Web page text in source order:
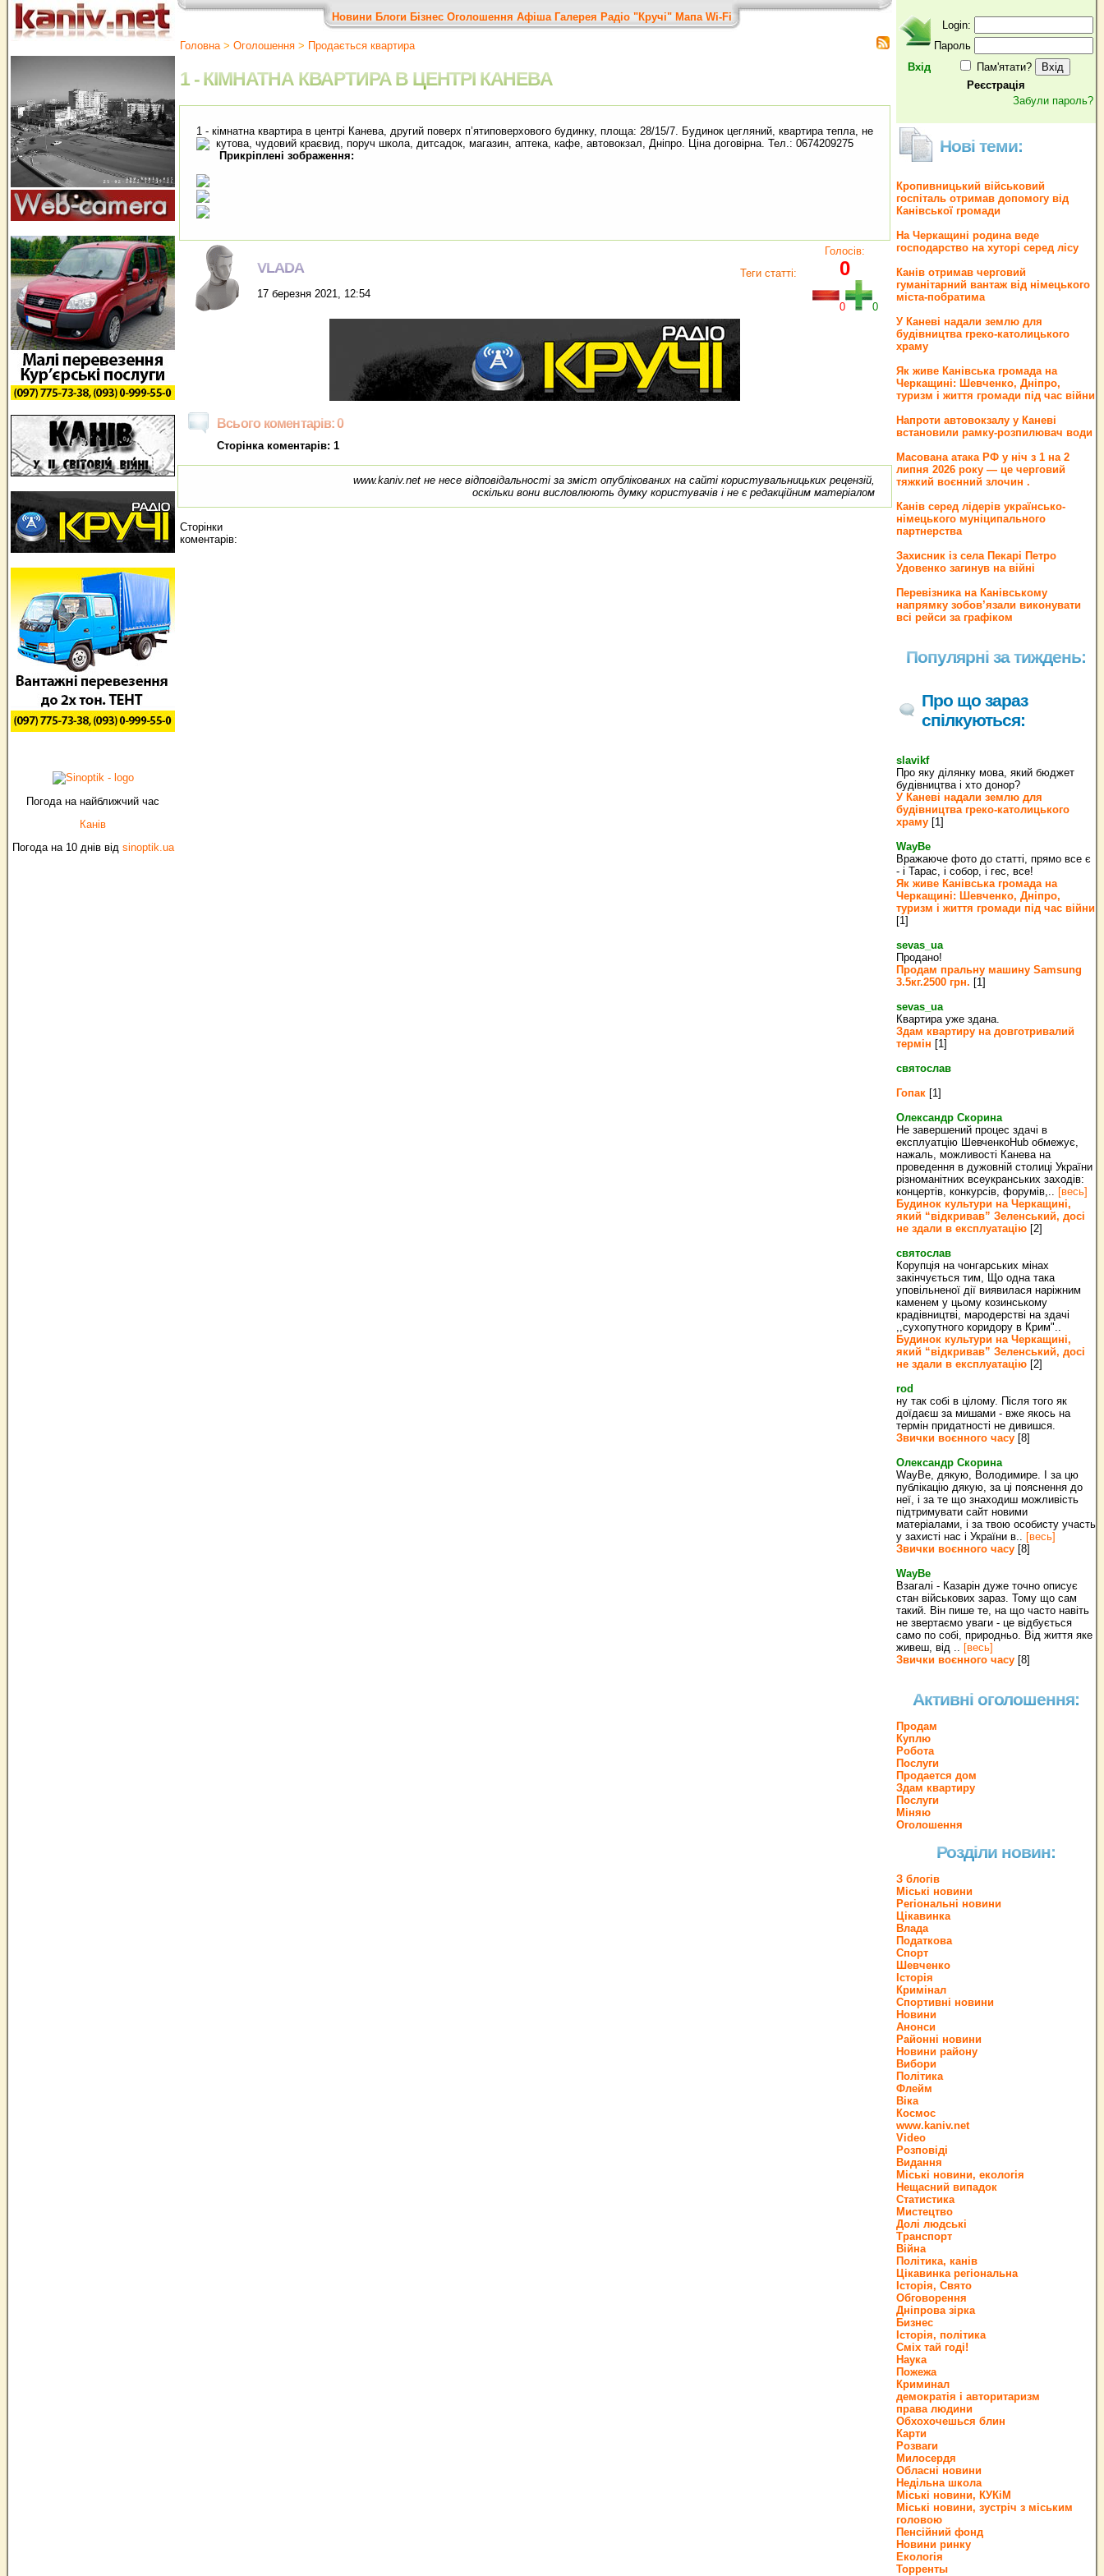
Погода на найближчий час
Канів
Погода на 10 днів від sinoptik.ua
Новини Блоги Бізнес Оголошення Афіша Галерея Радіо "Кручі" Мапа Wi-Fi
Головна> Оголошення > Продається квартира
1 - КІМНАТНА КВАРТИРА В ЦЕНТРІ КАНЕВА
1 - кімнатна квартира в центрі Канева, другий поверх п’ятиповерхового будинку, площа: 28/15/7. Будинок цегляний, квартира тепла, не
кутова, чудовий краєвид, поруч школа, дитсадок, магазин, аптека, кафе, автовокзал, Дніпро. Ціна договірна. Тел.: 0674209275
Прикріплені зображення:
VLADA
17 березня 2021, 12:54
Теги статті:
Голосів:
0
0 0
Всього коментарів: 0
Сторінка коментарів: 1
www.kaniv.net не несе відповідальності за зміст опублікованих на сайті користувальницьких рецензій,
оскільки вони висловлюють думку користувачів і не є редакційним матеріалом
Сторінки
коментарів:
Вхід
Login:
Пароль
Пам'ятати?
Реєстрація
Забули пароль?
Нові теми:
Кропивницький військовий
госпіталь отримав допомогу від
Канівської громади
На Черкащині родина веде
господарство на хуторі серед лісу
Канів отримав черговий
гуманітарний вантаж від німецького
міста-побратима
У Каневі надали землю для
будівництва греко‐католицького
храму
Як живе Канівська громада на
Черкащині: Шевченко, Дніпро,
туризм і життя громади під час війни
Напроти автовокзалу у Каневі
встановили рамку-розпилювач води
Масована атака РФ у ніч з 1 на 2
липня 2026 року — це черговий
тяжкий воєнний злочин .
Канів серед лідерів українсько-
німецького муніципального
партнерства
Захисник із села Пекарі Петро
Удовенко загинув на війні
Перевізника на Канівському
напрямку зобов’язали виконувати
всі рейси за графіком
Популярні за тиждень:
Про що зараз
спілкуються:
slavikf
Про яку ділянку мова, який бюджет
будівництва і хто донор?
У Каневі надали землю для
будівництва греко‐католицького
храму [1]
WayBe
Вражаюче фото до статті, прямо все є
- і Тарас, і собор, і гес, все!
Як живе Канівська громада на
Черкащині: Шевченко, Дніпро,
туризм і життя громади під час війни
[1]
sevas_ua
Продано!
Продам пральну машину Samsung
3.5кг.2500 грн. [1]
sevas_ua
Квартира уже здана.
Здам квартиру на довготривалий
термін [1]
святослав
Гопак [1]
Олександр Скорина
Не завершений процес здачі в
експлуатцію ШевченкоHub обмежує,
нажаль, можливості Канева на
проведення в дужовній столиці України
різноманітних всеукранських заходів:
концертів, конкурсів, форумів,.. [весь]
Будинок культури на Черкащині,
який “відкривав” Зеленський, досі
не здали в експлуатацію [2]
святослав
Корупція на чонгарських мінах
закінчується тим, Що одна така
уповільненої дії виявилася наріжним
каменем у цьому козинському
крадівництві, мародерстві на здачі
,,сухопутного коридору в Крим"..
Будинок культури на Черкащині,
який “відкривав” Зеленський, досі
не здали в експлуатацію [2]
rod
ну так собі в цілому. Після того як
доїдаєш за мишами - вже якось на
термін придатності не дивишся.
Звички воєнного часу [8]
Олександр Скорина
WayBe, дякую, Володимире. І за цю
публікацію дякую, за ці пояснення до
неї, і за те що знаходиш можливість
підтримувати сайт новими
матеріалами, і за твою особисту участь
у захисті нас і України в.. [весь]
Звички воєнного часу [8]
WayBe
Взагалі - Казарін дуже точно описує
стан військових зараз. Тому що сам
такий. Він пише те, на що часто навіть
не звертаємо уваги - це відбується
само по собі, природньо. Від життя яке
живеш, від .. [весь]
Звички воєнного часу [8]
Активні оголошення:
Продам
Куплю
Робота
Послуги
Продается дом
Здам квартиру
Послуги
Міняю
Оголошення
Розділи новин:
З блогів
Міські новини
Регіональні новини
Цікавинка
Влада
Податкова
Спорт
Шевченко
Історія
Кримінал
Спортивні новини
Новини
Анонси
Районні новини
Новини району
Вибори
Політика
Флейм
Віка
Космос
www.kaniv.net
Video
Розповіді
Видання
Міські новини, екологія
Нещасний випадок
Статистика
Мистецтво
Долі людські
Транспорт
Війна
Політика, канів
Цікавинка регіональна
Історія, Свято
Обговорення
Дніпрова зірка
Бизнес
Історія, політика
Сміх тай годі!
Наука
Пожежа
Криминал
демократія і авторитаризм
права людини
Обхохочешься блин
Карти
Розваги
Милосердя
Обласні новини
Недільна школа
Міські новини, КУКіМ
Міські новини, зустріч з міським
головою
Пенсійний фонд
Новини ринку
Екологія
Торренты